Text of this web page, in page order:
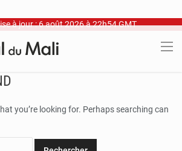
à jour : 6 août 2026 à 22h54 GMT
you’re looking for. Perhaps searching can